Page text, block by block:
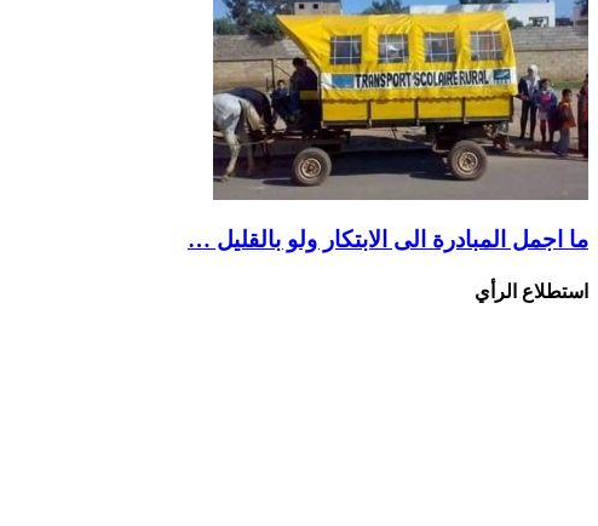
ما اجمل المبادرة الى الابتكار ولو بالقليل …
استطلاع الرأي